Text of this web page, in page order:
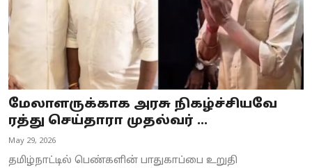
World
Astrology
Spirituality
மேலாளருக்காக அரசு நிகழ்ச்சியவே
ரத்து செய்தாரா முதல்வர் ...
May 29, 2026
தமிழ்நாட்டில் பெண்களின் பாதுகாப்பை உறுதி